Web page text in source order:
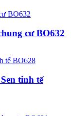
cư BO632
tinh tế